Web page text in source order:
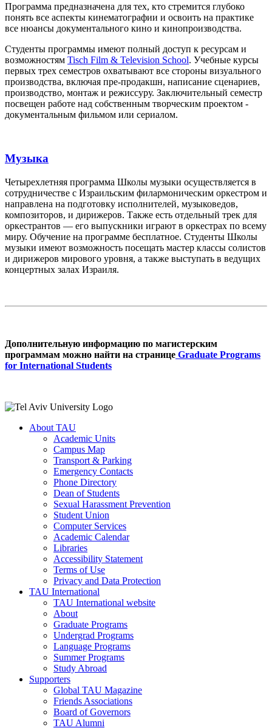
Программа предназначена для тех, кто стремится глубоко
понять все аспекты кинематографии и освоить на практике
все нюансы документального кино и кинопроизводства.
Студенты программы имеют полный доступ к ресурсам и
возможностям Tisch Film & Television School. Учебные курсы
первых трех семестров охватывают все стороны визуального
производства, включая пре-продакшн, написание сценариев,
производство, монтаж и режиссуру. Заключительный семестр
посвещен работе над собственным творческим проектом -
документальным фильмом или сериалом.
Музыка
Четырехлетняя программа Школы музыки осуществляется в
сотрудничестве с Израильским филармоническим оркестром и
направлена на подготовку исполнителей, музыковедов,
композиторов, и дирижеров. Также есть отдельный трек для
оркестрантов — его выпускники играют в оркестрах по всему
миру. Обучение на программе бесплатное. Студенты Школы
музыки имеют возможность посещать мастер классы солистов
и дирижеров мирового уровня, а также выступать в ведущих
концертных залах Израиля.
Дополнительную информацию по магистерским
программам можно найти на странице Graduate Programs
for International Students
About TAU
Academic Units
Campus Map
Transport & Parking
Emergency Contacts
Phone Directory
Dean of Students
Sexual Harassment Prevention
Student Union
Computer Services
Academic Calendar
Libraries
Accessibility Statement
Terms of Use
Privacy and Data Protection
TAU International
TAU International website
About
Graduate Programs
Undergrad Programs
Language Programs
Summer Programs
Study Abroad
Supporters
Global TAU Magazine
Friends Associations
Board of Governors
TAU Alumni